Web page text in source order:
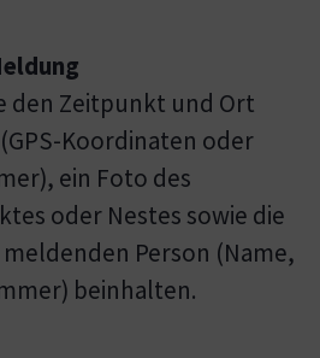
den Zeitpunkt und Ort
Koordinaten oder
ein Foto des
oder Nestes sowie die
Person (Name,
beinhalten.